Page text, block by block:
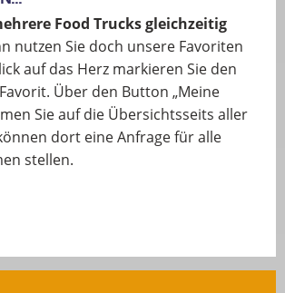
Food Trucks gleichzeitig
nutzen Sie doch unsere Favoriten
auf das Herz markieren Sie den
Über den Button „Meine
Sie auf die Übersichtsseits aller
dort eine Anfrage für alle
stellen.